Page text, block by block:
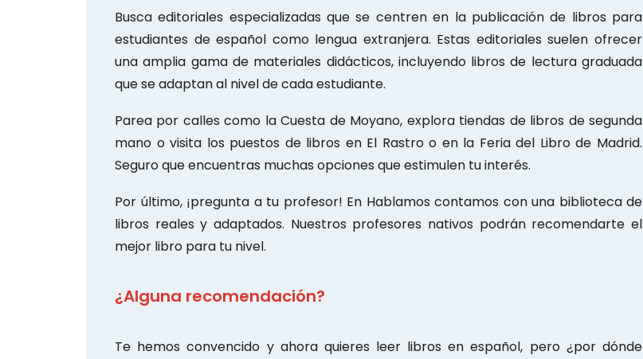
Busca editoriales especializadas que se centren en la publicación de libros para
estudiantes de español como lengua extranjera. Estas editoriales suelen ofrecer
una amplia gama de materiales didácticos, incluyendo libros de lectura graduada
que se adaptan al nivel de cada estudiante.
Parea por calles como la Cuesta de Moyano, explora tiendas de libros de segunda
mano o visita los puestos de libros en El Rastro o en la Feria del Libro de Madrid.
Seguro que encuentras muchas opciones que estimulen tu interés.
Por último, ¡pregunta a tu profesor! En Hablamos contamos con una biblioteca de
libros reales y adaptados. Nuestros profesores nativos podrán recomendarte el
mejor libro para tu nivel.
¿Alguna recomendación?
Te hemos convencido y ahora quieres leer libros en español, pero ¿por dónde